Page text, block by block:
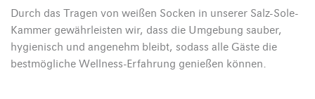
Durch das Tragen von weißen Socken in unserer Salz-Sole-
Kammer gewährleisten wir, dass die Umgebung sauber,
hygienisch und angenehm bleibt, sodass alle Gäste die
bestmögliche Wellness-Erfahrung genießen können.